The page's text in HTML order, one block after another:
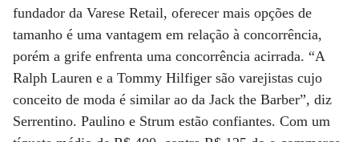
fundador da Varese Retail, oferecer mais opções de
tamanho é uma vantagem em relação à concorrência,
porém a grife enfrenta uma concorrência acirrada. “A
Ralph Lauren e a Tommy Hilfiger são varejistas cujo
conceito de moda é similar ao da Jack the Barber”, diz
Serrentino. Paulino e Strum estão confiantes. Com um